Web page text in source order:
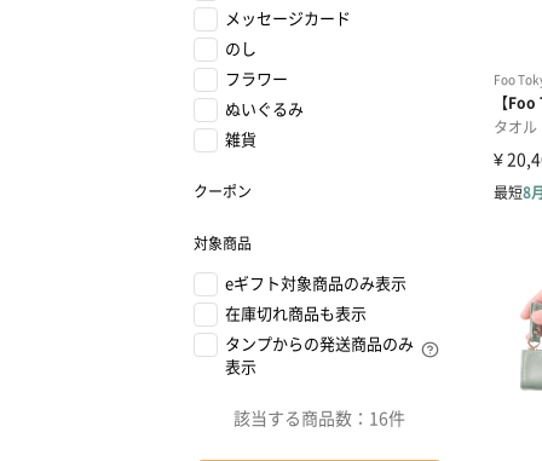
メッセージカード
のし
フラワー
ぬいぐるみ
雑貨
クーポン
対象商品
eギフト対象商品のみ表示
在庫切れ商品も表示
タンプからの発送商品のみ
表示
該当する商品数： 16件